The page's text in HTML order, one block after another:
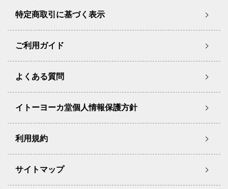
特定商取引に基づく表示
ご利用ガイド
よくある質問
イトーヨーカ堂個人情報保護方針
利用規約
サイトマップ